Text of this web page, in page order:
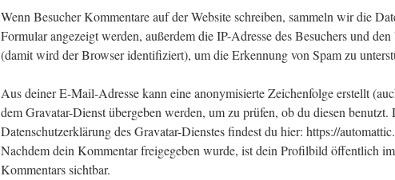
Wenn Besucher Kommentare auf der Website schreiben, sammeln wir die
Formular angezeigt werden, außerdem die IP-Adresse des Besuchers und
(damit wird der Browser identifiziert), um die Erkennung von Spam zu
Aus deiner E-Mail-Adresse kann eine anonymisierte Zeichenfolge erstellt
dem Gravatar-Dienst übergeben werden, um zu prüfen, ob du diesen benutzt.
Datenschutzerklärung des Gravatar-Dienstes findest du hier: https://
Nachdem dein Kommentar freigegeben wurde, ist dein Profilbild öffentlich
Kommentars sichtbar.